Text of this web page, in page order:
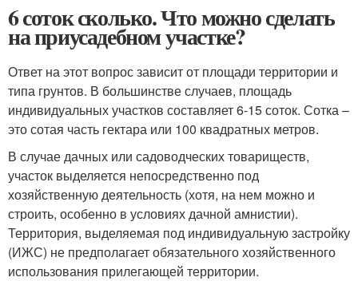
6 соток сколько. Что можно сделать
на приусадебном участке?
Ответ на этот вопрос зависит от площади территории и
типа грунтов. В большинстве случаев, площадь
индивидуальных участков составляет 6-15 соток. Сотка –
это сотая часть гектара или 100 квадратных метров.
В случае дачных или садоводческих товариществ,
участок выделяется непосредственно под
хозяйственную деятельность (хотя, на нем можно и
строить, особенно в условиях дачной амнистии).
Территория, выделяемая под индивидуальную застройку
(ИЖС) не предполагает обязательного хозяйственного
использования прилегающей территории.